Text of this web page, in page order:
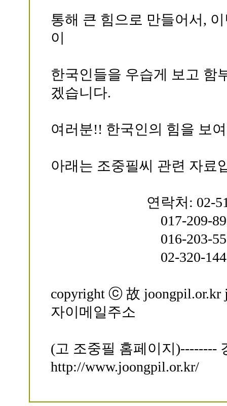
통해 큰 힘으로 만들어서,
이
한국인들을 우습게 보고 함
겠습니다.
여러분!! 한국인의 힘을 보
아래는 조중필씨 관련 자료
연락처: 02-511-
017-209-8931(故
016-203-
02-320-
copyright ⓒ 故 joongpil.or.kr
자이메일주소
(고 조중필 홈페이지)--------
http://www.joongpil.or.kr/